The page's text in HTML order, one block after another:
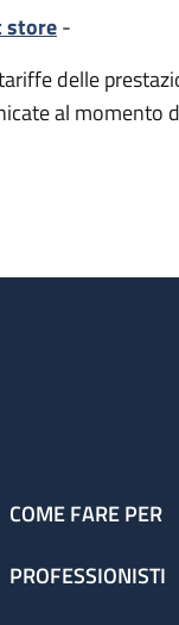
store-
delle
al momento
COME FARE PER
PROFESSIONISTI